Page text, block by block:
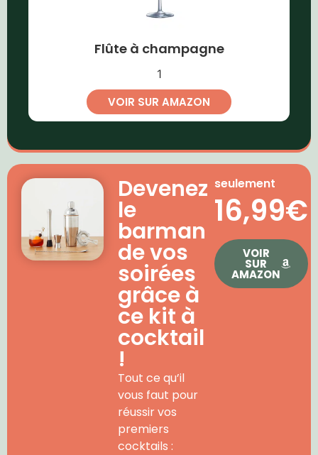
Flûte à champagne
1
VOIR SUR AMAZON
Devenez
le
barman
de vos
soirées
grâce à
ce kit à
cocktail
!
Tout ce qu’il
vous faut pour
réussir vos
premiers
cocktails :
seulement
16,99€
VOIR
SUR
AMAZON